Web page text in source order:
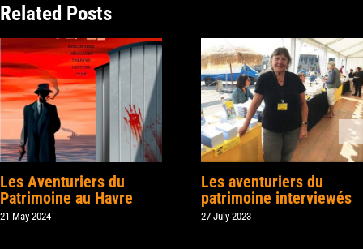
Related Posts
Les Aventuriers du
Patrimoine au Havre
21 May 2024
Les aventuriers du
patrimoine interviewés
27 July 2023